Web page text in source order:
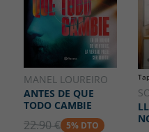
MANEL LOUREIRO
ANTES DE QUE
TODO CAMBIE
22.90 € 5% DTO